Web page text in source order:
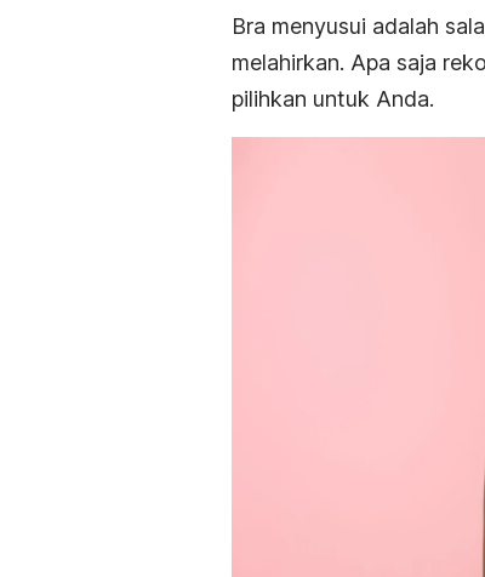
Bra menyusui adalah
melahirkan. Apa saja
pilihkan untuk Anda.